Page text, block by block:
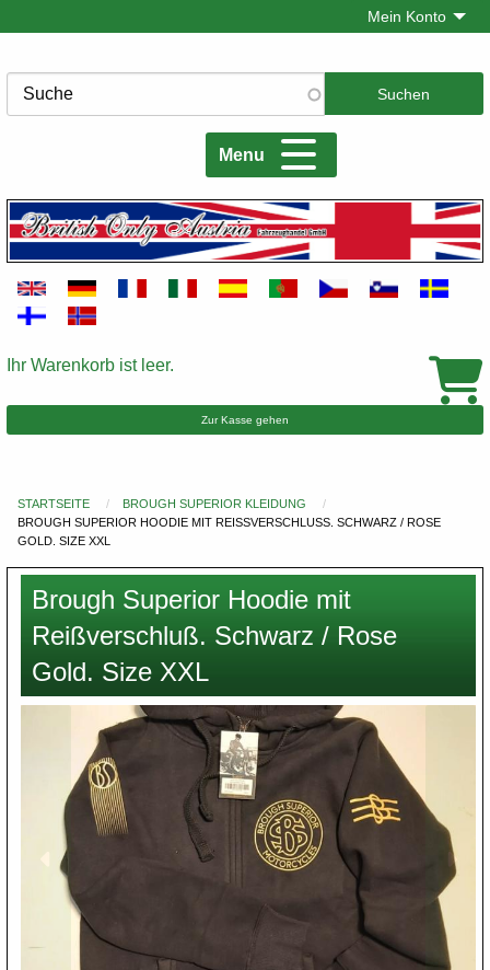
zum
Mein Konto
Suche
Menu
Warenkorb
Ihr Warenkorb ist leer.
Zur Kasse gehen
Du
bist
hier
STARTSEITE
BROUGH SUPERIOR KLEIDUNG
BROUGH SUPERIOR HOODIE MIT REISSVERSCHLUSS. SCHWARZ / ROSE GO
LD. SIZE XXL
Brough Superior Hoodie mit
Reißverschluß. Schwarz / Rose
Gold. Size XXL